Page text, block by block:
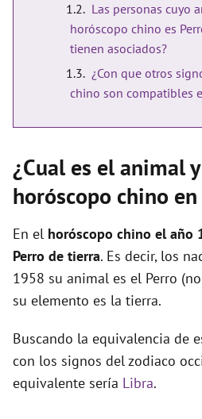
Las personas cuyo
horóscopo chino es
tienen asociados?
¿Con que otros
chino son compatibles
¿Cual es el animal
horóscopo chino
En el horóscopo chino el año
Perro de tierra. Es decir, los
1958 su animal es el Perro
su elemento es la tierra.
Buscando la equivalencia de
con los signos del zodiaco
equivalente sería Libra.